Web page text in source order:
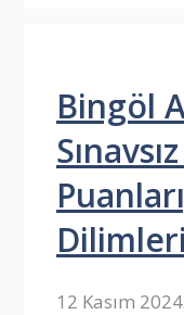
Bingöl
12 Kasım 2024